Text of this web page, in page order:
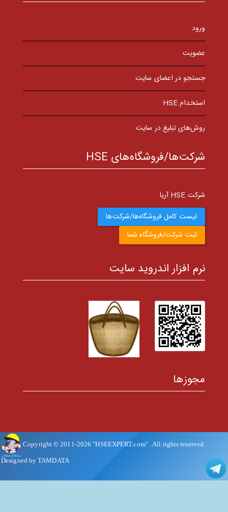
ورود
عضویت
جستجو در اعضای سایت
استخدام HSE
روش‌های تبلیغ در سایت
شرکت‌ها/فروشگاه‌های HSE
شرکت HSE آریا
لیست کامل فروشگاه‌ها/شرکت‌ها
ثبت شرکت/فروشگاه شما
نرم افزار اندروید سایت
مجوزها
Copyright © 2011-2026 "HSEEXPERT.com". All rights reserved.
Designed by TAMDATA